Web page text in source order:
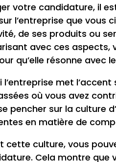
votre candidature, il
l’entreprise que vous
de ses produits ou
avec ces aspects,
qu’elle résonne avec
l’entreprise met
où vous avez
pencher sur la culture
en matière de
cette culture, vous
Cela montre que